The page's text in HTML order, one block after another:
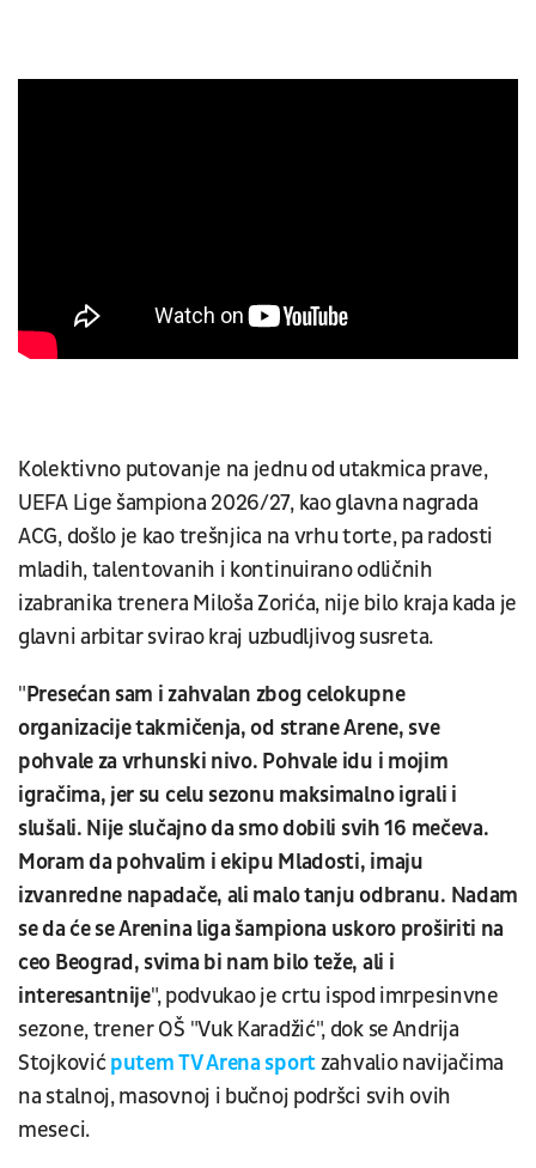
Kolektivno putovanje na jednu od utakmica prave,
UEFA Lige šampiona 2026/27, kao glavna nagrada
ACG, došlo je kao trešnjica na vrhu torte, pa radosti
mladih, talentovanih i kontinuirano odličnih
izabranika trenera Miloša Zorića, nije bilo kraja kada je
glavni arbitar svirao kraj uzbudljivog susreta.
"Presećan sam i zahvalan zbog celokupne
organizacije takmičenja, od strane Arene, sve
pohvale za vrhunski nivo. Pohvale idu i mojim
igračima, jer su celu sezonu maksimalno igrali i
slušali. Nije slučajno da smo dobili svih 16 mečeva.
Moram da pohvalim i ekipu Mladosti, imaju
izvanredne napadače, ali malo tanju odbranu. Nadam
se da će se Arenina liga šampiona uskoro proširiti na
ceo Beograd, svima bi nam bilo teže, ali i
interesantnije", podvukao je crtu ispod imrpesinvne
sezone, trener OŠ "Vuk Karadžić", dok se Andrija
Stojkovićputem TV Arena sportzahvalio navijačima
na stalnoj, masovnoj i bučnoj podršci svih ovih
meseci.